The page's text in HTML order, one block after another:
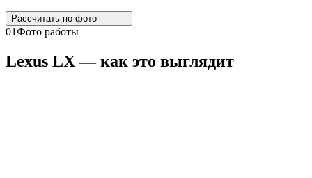
Рассчитать по фото
01Фото работы
Lexus LX— как это выглядит